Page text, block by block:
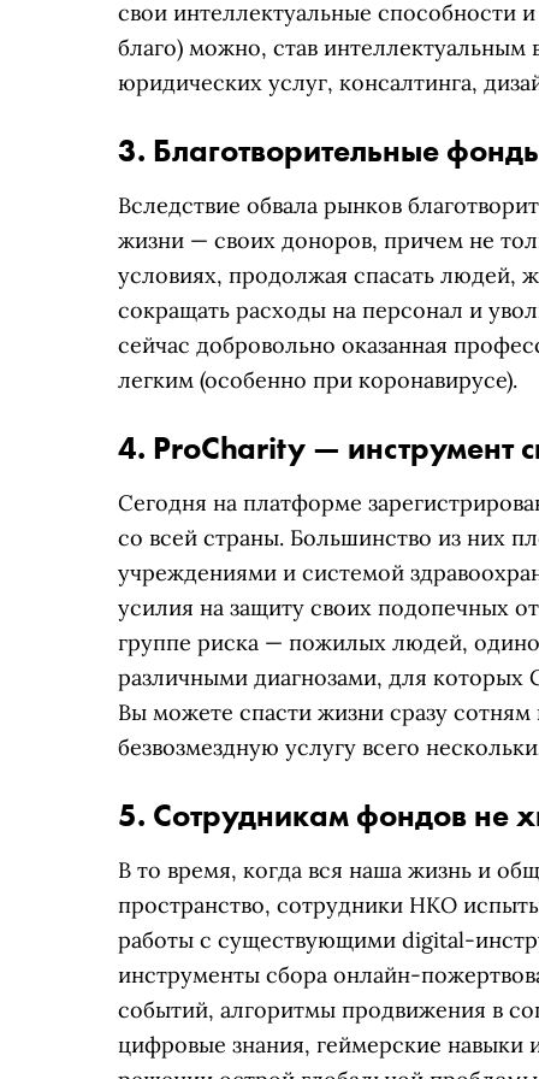
свои интеллектуальные способности
благо) можно, став интеллектуальным
юридических услуг, консалтинга,
3. Благотворительные
Вследствие обвала рынков
жизни — своих доноров, причем не
условиях, продолжая спасать
сокращать расходы на персонал и
сейчас добровольно оказанная
легким (особенно при коронавирусе).
4. ProCharity — инструмент
Сегодня на платформе
со всей страны. Большинство из них
учреждениями и системой
усилия на защиту своих подопечных
группе риска — пожилых людей,
различными диагнозами, для которых
Вы можете спасти жизни сразу
безвозмездную услугу всего
5. Сотрудникам фондов не
В то время, когда вся наша жизнь и
пространство, сотрудники НКО
работы с существующими digital-
инструменты сбора онлайн-
событий, алгоритмы продвижения в
цифровые знания, геймерские навыки